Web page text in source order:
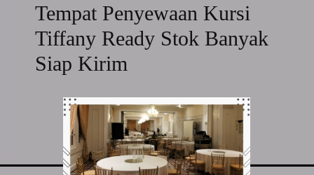
Tempat Penyewaan Kursi
Tiffany Ready Stok Banyak
Siap Kirim